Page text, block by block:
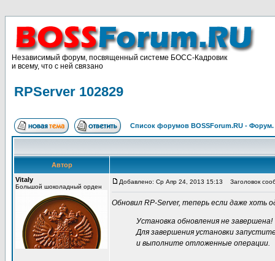
Независимый форум, посвященный системе БОСС-Кадровик
и всему, что с ней связано
RPServer 102829
Список форумов BOSSForum.RU -
Автор
Vitaly
Большой шоколадный орден
Добавлено: Ср Апр 24, 2013 15:13 Заголовок
Обновил RP-Server, теперь если даже хоть
Установка обновления не завершена!
Для завершения установки
и выполните отложенные операции.